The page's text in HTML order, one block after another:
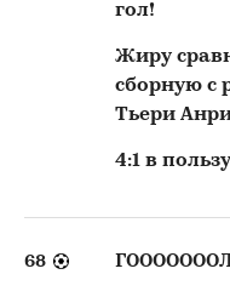
гол!
Жиру
сборную с
Тьери Анри
4:1 в
68